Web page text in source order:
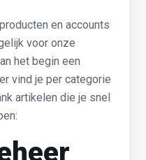
en accounts
voor onze
het begin een
vind je per categorie
artikelen die je snel